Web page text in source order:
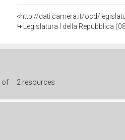
<http://dati.camera.it/ocd/
Legislatura I della Repubblica
of 2 resources